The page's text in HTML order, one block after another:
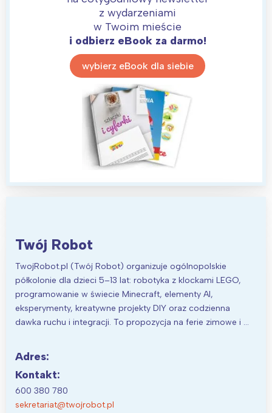
z wydarzeniami
w Twoim mieście
i odbierz eBook za darmo!
wybierz eBook dla siebie
Twój Robot
TwojRobot.pl (Twój Robot) organizuje ogólnopolskie
półkolonie dla dzieci 5–13 lat: robotyka z klockami LEGO,
programowanie w świecie Minecraft, elementy AI,
eksperymenty, kreatywne projekty DIY oraz codzienna
dawka ruchu i integracji. To propozycja na ferie zimowe i …
Adres:
Kontakt:
600 380 780
sekretariat@twojrobot.pl
Interesują mnie wydarzenia z
tego regionu:
Warszawa
Trójmiasto
Śląsk
Kraków
Południe
Północ
Wszystkie